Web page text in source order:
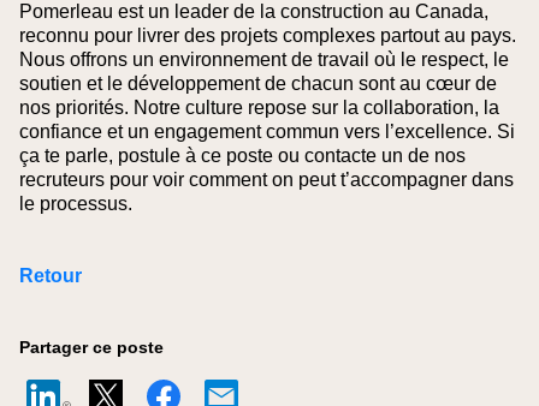
Pomerleau est un leader de la construction au Canada,
reconnu pour livrer des projets complexes partout au pays.
Nous offrons un environnement de travail où le respect, le
soutien et le développement de chacun sont au cœur de
nos priorités. Notre culture repose sur la collaboration, la
confiance et un engagement commun vers l’excellence. Si
ça te parle, postule à ce poste ou contacte un de nos
recruteurs pour voir comment on peut t’accompagner dans
le processus.
Retour
Partager ce poste